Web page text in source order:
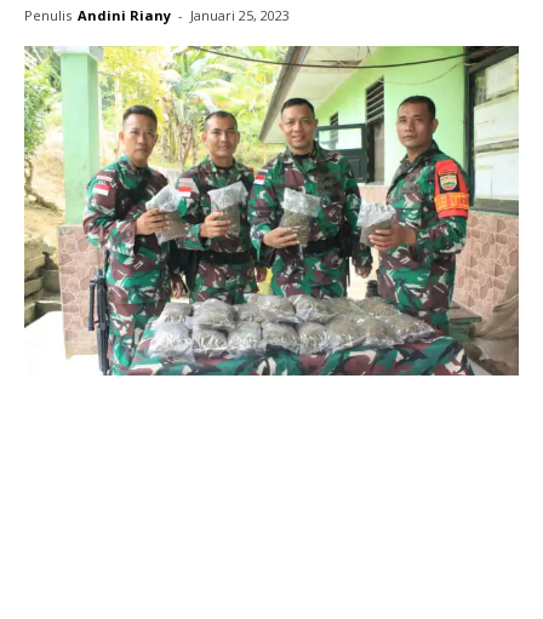
Penulis Andini Riany - Januari 25, 2023